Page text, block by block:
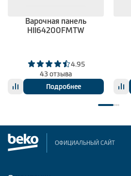
Варочная панель
HII64200FMTW
4.95
43 отзыва
Подробнее
ОФИЦИАЛЬНЫЙ САЙТ